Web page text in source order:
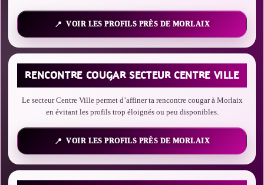
VOIR LES PROFILS PRÈS DE MORLAIX
RENCONTRE COUGAR SECTEUR CENTRE VILLE
Le secteur Centre Ville permet d’affiner ta rencontre cougar à Morlaix
en évitant les profils trop éloignés ou peu disponibles.
VOIR LES PROFILS PRÈS DE MORLAIX